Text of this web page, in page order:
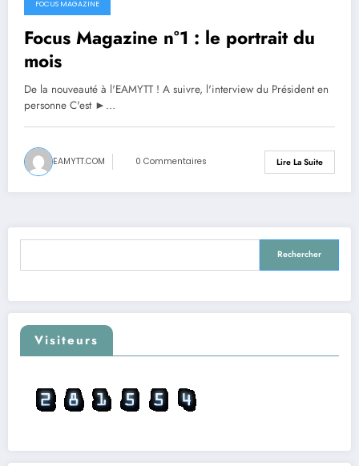
FOCUS MAGAZINE
Focus Magazine n°1 : le portrait du
mois
De la nouveauté à l'EAMYTT ! A suivre, l'interview du Président en
personne C'est ►…
EAMYTT.COM 0 Commentaires Lire La Suite
Rechercher
Visiteurs